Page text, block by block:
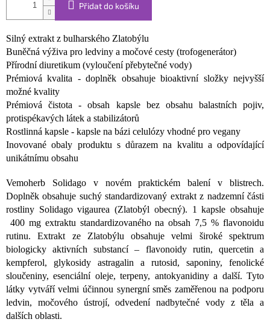
Přidat do košíku
Silný extrakt z bulharského Zlatobýlu
Buněčná výživa pro ledviny a močové cesty (trofogenerátor)
Přírodní diuretikum (vyloučení přebytečné vody)
Prémiová kvalita - doplněk obsahuje bioaktivní složky nejvyšší
možné kvality
Prémiová čistota - obsah kapsle bez obsahu balastních pojiv,
protispékavých látek a stabilizátorů
Rostlinná kapsle - kapsle na bázi celulózy vhodné pro vegany
Inovované obaly produktu s důrazem na kvalitu a odpovídající
unikátnímu obsahu
Vemoherb Solidago v novém praktickém balení v blistrech.
Doplněk obsahuje suchý standardizovaný extrakt z nadzemní části
rostliny Solidago vigaurea (Zlatobýl obecný). 1 kapsle obsahuje
400 mg extraktu standardizovaného na obsah 7,5 % flavonoidu
rutinu. Extrakt ze Zlatobýlu obsahuje velmi široké spektrum
biologicky aktivních substancí – flavonoidy rutin, quercetin a
kempferol, glykosidy astragalin a rutosid, saponiny, fenolické
sloučeniny, esenciální oleje, terpeny, antokyanidiny a další. Tyto
látky vytváří velmi účinnou synergní směs zaměřenou na podporu
ledvin, močového ústrojí, odvedení nadbytečné vody z těla a
dalších oblasti.